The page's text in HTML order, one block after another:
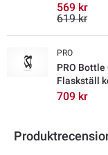
569 kr
619 kr
PRO
PRO
Flaskställ
709 kr